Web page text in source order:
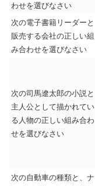
わせを選びなさい
次の電子書籍リーダーと
販売する会社の正しい組
み合わせを選びなさい
次の司馬遼太郎の小説と
主人公として描かれてい
る人物の正しい組み合わ
せを選びなさい
次の自動車の種類と、ナ